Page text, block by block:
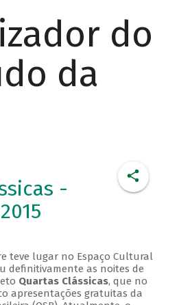
do
da
-
teve lugar no Espaço Cultural
definitivamente as noites de
Quartas Clássicas, que no
apresentações gratuitas da